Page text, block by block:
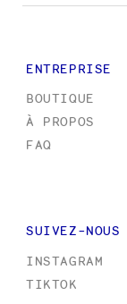
ENTREPRISE
BOUTIQUE
À PROPOS
FAQ
SUIVEZ-NOUS
INSTAGRAM
TIKTOK